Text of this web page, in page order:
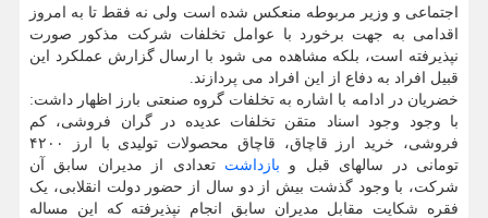
اجتماعی و وزیر مربوطه منعکس شده است ولی نه فقط تا به امروز
اقدامی به جهت برخورد با عوامل تخلفات شرکت مذکور صورت
نپذیرفته است، بلکه مشاهده می شود با ارسال گزارش عملکرد این
قبیل افراد به دفاع از این افراد می پردازند.
خضریان در ادامه با اشاره به تخلفات گروه صنعتی بارز اظهار داشت:
با وجود وجود اسناد متقن تخلفات عدیده در گران فروشی، کم
فروشی، خرید ارز قاچاق، قاچاق محصولات تولیدی با ارز ۴۲۰۰
تومانی در سالهای قبل و بازداشت تعدادی از مدیران سابق آن
شرکت، با وجود گذشت بیش از دو سال از حضور دولت انقلابی، یک
فقره شکایت مقابل مدیران سابق انجام نپذیرفته که این مساله